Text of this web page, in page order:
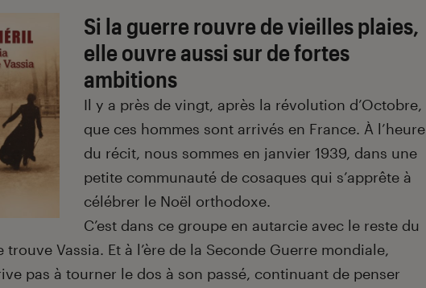
Si la guerre rouvre de vieilles plaies,
elle ouvre aussi sur de fortes
ambitions
Il y a près de vingt, après la révolution d’Octobre,
que ces hommes sont arrivés en France. À l’heure
du récit, nous sommes en janvier 1939, dans une
petite communauté de cosaques qui s’apprête à
célébrer le Noël orthodoxe.
C’est dans ce groupe en autarcie avec le reste du
trouve Vassia. Et à l’ère de la Seconde Guerre mondiale,
pas à tourner le dos à son passé, continuant de penser